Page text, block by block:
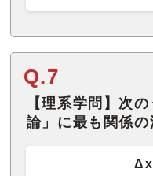
Q.7
【理系学問】次
論」に最も関係の